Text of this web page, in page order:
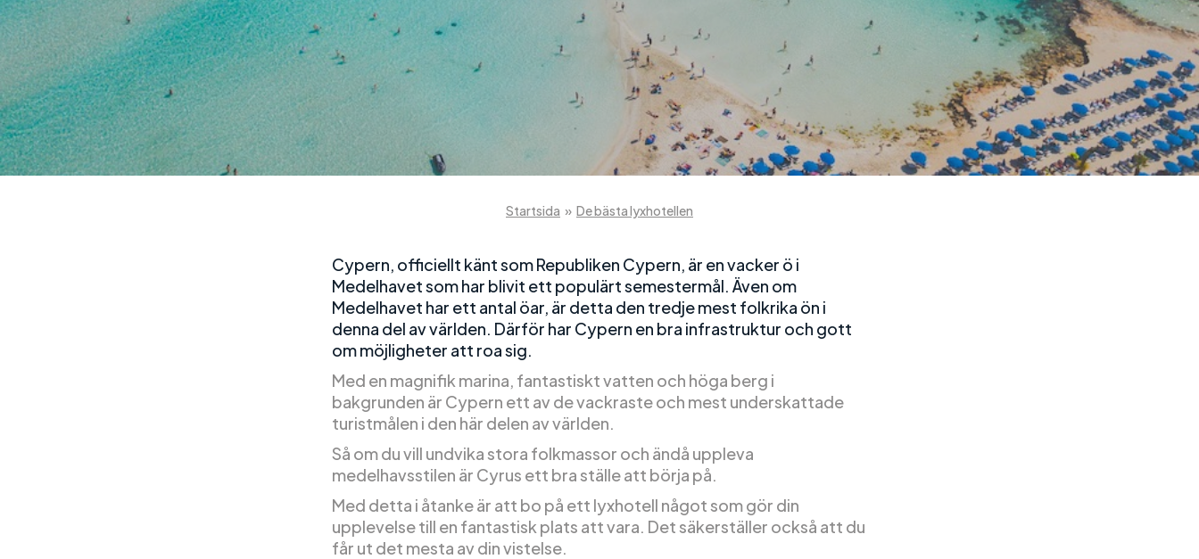
Startsida » De bästa lyxhotellen
Cypern, officiellt känt som Republiken Cypern, är en vacker ö i
Medelhavet som har blivit ett populärt semestermål. Även om
Medelhavet har ett antal öar, är detta den tredje mest folkrika ön i
denna del av världen. Därför har Cypern en bra infrastruktur och gott
om möjligheter att roa sig.
Med en magnifik marina, fantastiskt vatten och höga berg i
bakgrunden är Cypern ett av de vackraste och mest underskattade
turistmålen i den här delen av världen.
Så om du vill undvika stora folkmassor och ändå uppleva
medelhavsstilen är Cyrus ett bra ställe att börja på.
Med detta i åtanke är att bo på ett lyxhotell något som gör din
upplevelse till en fantastisk plats att vara. Det säkerställer också att du
får ut det mesta av din vistelse.